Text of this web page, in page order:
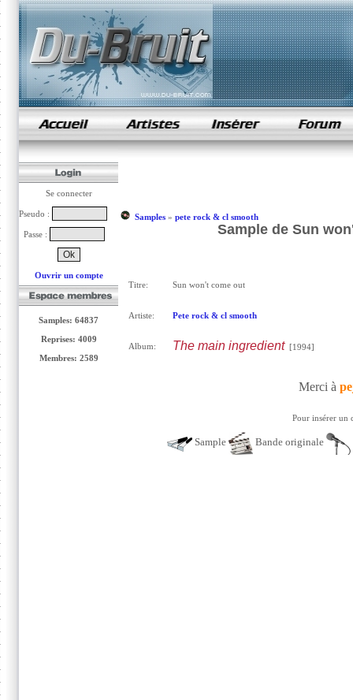
samples de rap
Se connecter
Pseudo :
Passe :
Ouvrir un compte
Samples: 64837
Reprises: 4009
Membres: 2589
Samples» pete rock & cl smooth
Sample de Sun
Titre: Sun won't come out
Artiste: Pete rock & cl smooth
Album: The main ingredient[1994]
Merci à
Pour insérer un
Sample Bande originale